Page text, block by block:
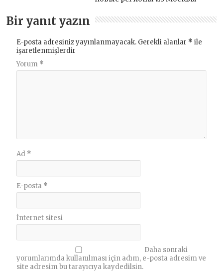
Bir yanıt yazın
E-posta adresiniz yayınlanmayacak. Gerekli alanlar * ile
işaretlenmişlerdir
Yorum *
Ad *
E-posta *
İnternet sitesi
Daha sonraki
yorumlarımda kullanılması için adım, e-posta adresim ve
site adresim bu tarayıcıya kaydedilsin.